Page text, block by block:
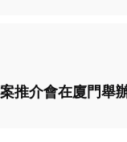
推介會在廈門舉